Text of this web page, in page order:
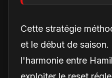
Cette stratégie
et le début de saison.
l'harmonie entre